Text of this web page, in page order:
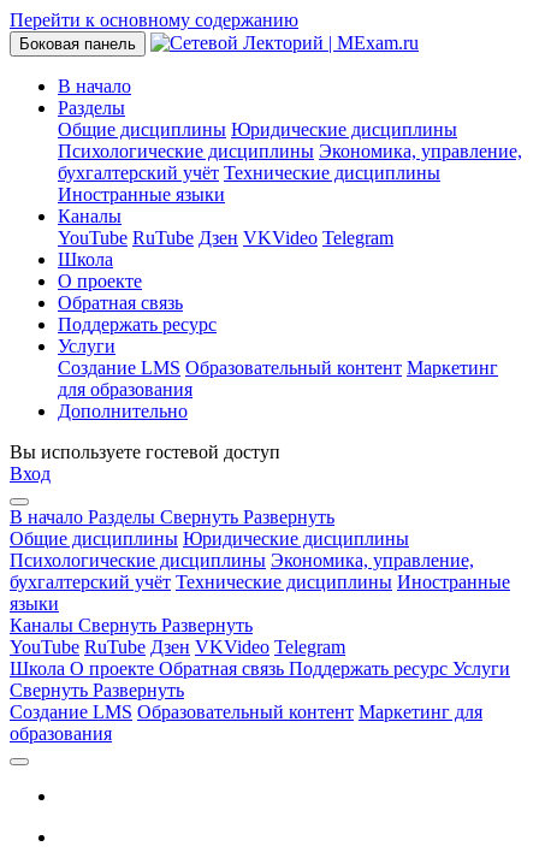
Перейти к основному содержанию
Боковая панель
В начало
Разделы
Общие дисциплины Юридические дисциплины
Психологические дисциплины Экономика, управление,
бухгалтерский учёт Технические дисциплины
Иностранные языки
Каналы
YouTube RuTube Дзен VKVideo Telegram
Школа
О проекте
Обратная связь
Поддержать ресурс
Услуги
Создание LMS Образовательный контент Маркетинг
для образования
Дополнительно
Вы используете гостевой доступ
Вход
В начало Разделы Свернуть Развернуть
Общие дисциплины Юридические дисциплины
Психологические дисциплины Экономика, управление,
бухгалтерский учёт Технические дисциплины Иностранные
языки
Каналы Свернуть Развернуть
YouTube RuTube Дзен VKVideo Telegram
Школа О проекте Обратная связь Поддержать ресурс Услуги
Свернуть Развернуть
Создание LMS Образовательный контент Маркетинг для
образования